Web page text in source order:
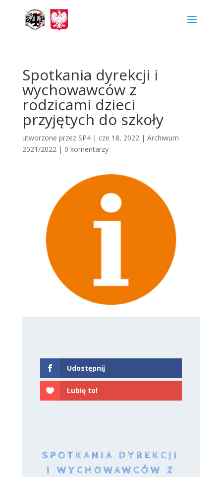
Spotkania dyrekcji i
wychowawców z
rodzicami dzieci
przyjętych do szkoły
utworzone przez SP4| cze 18, 2022| Archiwum
2021/2022| 0 komentarzy
Udostępnij
Lubię to!
SPOTKANIA DYREKCJI
I WYCHOWAWCÓW Z